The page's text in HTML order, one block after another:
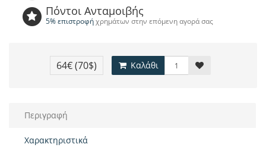
Πόντοι Ανταμοιβής
5% επιστροφήχρημάτων στην επόμενη αγορά σας
64€(70$) Καλάθι
Περιγραφή
Χαρακτηριστικά